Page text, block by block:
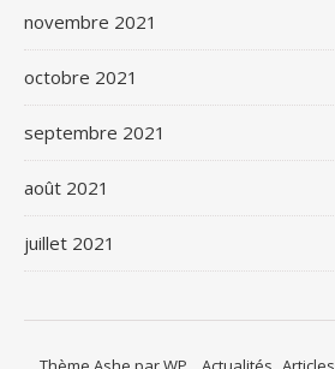
novembre 2021
octobre 2021
septembre 2021
août 2021
juillet 2021